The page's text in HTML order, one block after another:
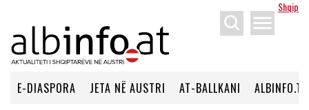
Shqip
menu
E-DIASPORA JETA NË AUSTRI AT-BALLKANI ALBINFO.TV